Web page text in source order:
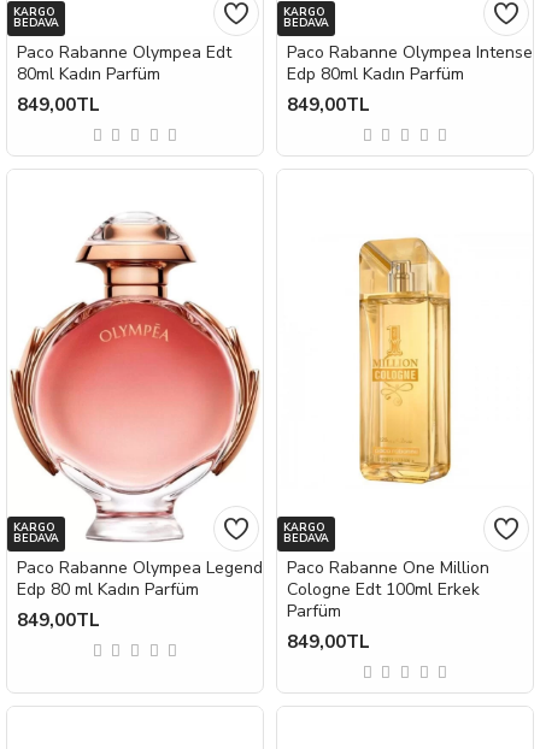
KARGO
BEDAVA
Paco Rabanne Olympea Edt
80ml Kadın Parfüm
849,00TL
KARGO
BEDAVA
Paco Rabanne Olympea Intense
Edp 80ml Kadın Parfüm
849,00TL
KARGO
BEDAVA
Paco Rabanne Olympea Legend
Edp 80 ml Kadın Parfüm
849,00TL
KARGO
BEDAVA
Paco Rabanne One Million
Cologne Edt 100ml Erkek
Parfüm
849,00TL